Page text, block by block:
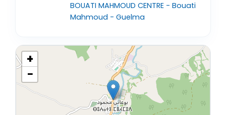
BOUATI MAHMOUD CENTRE - Bouati
Mahmoud - Guelma
+
−